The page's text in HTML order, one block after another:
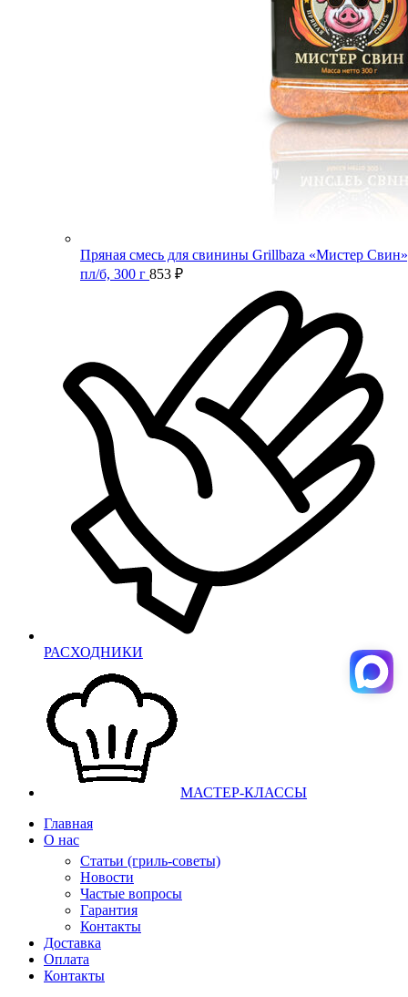
Пряная смесь для свинины Grillbaza «Мистер
пл/б, 300 г 853 ₽
РАСХОДНИКИ
МАСТЕР-КЛАССЫ
Главная
О нас
Статьи (гриль-советы)
Новости
Частые вопросы
Гарантия
Контакты
Доставка
Оплата
Контакты